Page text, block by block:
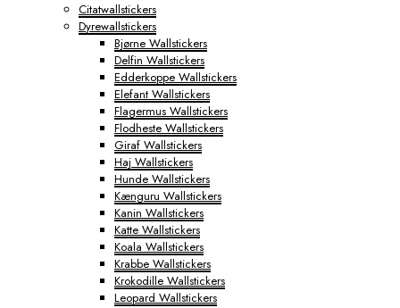
Citatwallstickers
Dyrewallstickers
Bjørne Wallstickers
Delfin Wallstickers
Edderkoppe Wallstickers
Elefant Wallstickers
Flagermus Wallstickers
Flodheste Wallstickers
Giraf Wallstickers
Haj Wallstickers
Hunde Wallstickers
Kænguru Wallstickers
Kanin Wallstickers
Katte Wallstickers
Koala Wallstickers
Krabbe Wallstickers
Krokodille Wallstickers
Leopard Wallstickers